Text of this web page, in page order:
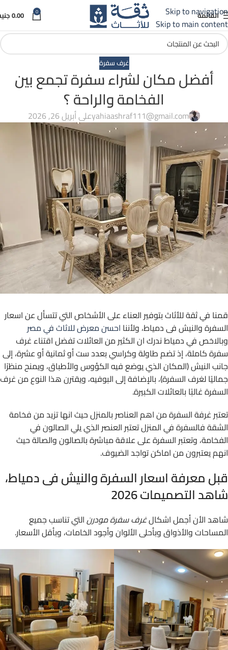
Skip to navigation
Skip to main content
القائمة 0
0.00
غرف سفرة
أفضل مكان لشراء سفرة تجمع بين
الفخامة والراحة ؟
yahiaashraf111@gmail.comعلى أبريل 26, 2026
قمنا في ثقة للأثاث بتوفير العناء على الأشخاص التي تتسأل عن اسعار
السفرة والنيش فى دمياط، ولأننا احسن معرض للاثاث في مصر
وبالاخص في دمياط ندرك ان الكثير من العائلات تفضل اقتناء غرف
سفرة كاملة، إذ تضم طاولة وكراسي بعدد ست أو ثمانية أو عشرة، إلى
جانب النيش (المكان الذي يوضع فيه الكؤوس والأطباق، ويمنح منظرًا
جماليًا لغرف السفرة)، بالإضافة إلى البوفيه، ويقترن هذا النوع من غرف
السفرة غالبًا بالعائلات الكبيرة.
تعتبر غرفة السفرة من اهم العناصر بالمنزل حيث انها تزيد من فخامة
الشقة فالسفرة في المنزل تعتبر العنصر الذي يلي الصالون في
الفخامة، وتعتبر السفرة على علاقة مباشرة بالصالون والصالة حيث
انهم يعتبرون من اماكن تواجد الضيوف.
قبل معرفة اسعار السفرة والنيش فى دمياط،
شاهد التصميمات 2026
شاهد الأن أجمل اشكالغرف سفرة مودرنالتي تناسب جميع
المساحات والأذواق وبأحلى الألوان وأجود الخامات، وبأقل الأسعار.
ثقة الكبير 💪🏻 اكبر فترة مفاجأت وعروض ...تابعونا 🔥⚡